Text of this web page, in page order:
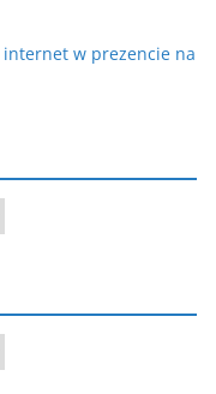
w prezencie na